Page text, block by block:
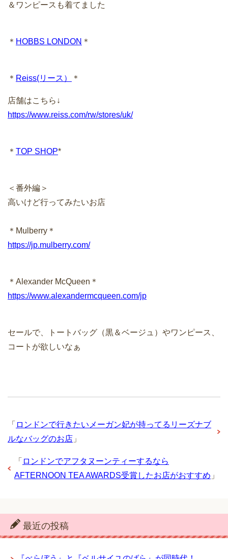
＆ワンピースも着てました
＊ HOBBS LONDON ＊
＊ Reiss(リース） ＊
店舗はこちら↓
https://www.reiss.com/rw/stores/uk/
＊ TOP SHOP*
＜番外編＞
高いけど行ってみたいお店
＊Mulberry＊
https://jp.mulberry.com/
＊Alexander McQueen＊
https://www.alexandermcqueen.com/jp
セールで、トートバッグ（黒＆ベージュ）やワンピース、
コートが欲しいなぁ
「 ロンドンで行きたいメーガン妃が持ってるリーズナブ
ルなバッグのお店 」
「 ロンドンでアフタヌーンティーするなら
AFTERNOON TEA AWARDS受賞したお店がおすすめ 」
最近の投稿